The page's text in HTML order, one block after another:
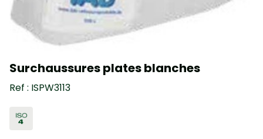
Surchaussures plates blanches
Ref : ISPW3113